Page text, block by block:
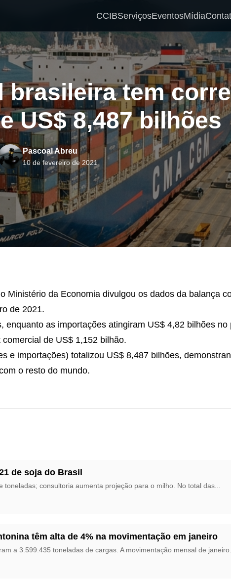
CCIBServiçosEventosMídia
brasileira tem
US$ 8,487 bilhões
Pascoal Abreu
10 de fevereiro de 2021
Ministério da Economia divulgou os dados da balança
de 2021.
enquanto as importações atingiram US$ 4,82 bilhões no
de US$ 1,152 bilhão.
e importações) totalizou US$ 8,487 bilhões,
o resto do mundo.
de soja do Brasil
toneladas; consultoria aumenta projeção para o milho. No total das
têm alta de 4% na movimentação em janeiro
a 3.599.435 toneladas de cargas. A movimentação mensal de janeiro